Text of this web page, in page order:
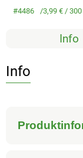
Über uns
#4486 3,99 € / 300
Info
Info